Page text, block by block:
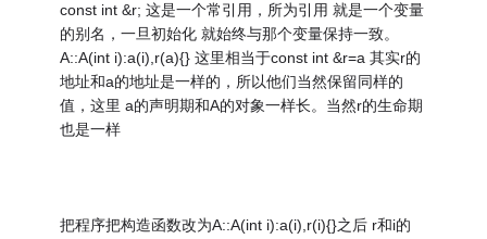
const int &r; 这是一个常引用，所为引用 就是一个变量
的别名，一旦初始化 就始终与那个变量保持一致。
A::A(int i):a(i),r(a){} 这里相当于const int &r=a 其实r的
地址和a的地址是一样的，所以他们当然保留同样的
值，这里 a的声明期和A的对象一样长。当然r的生命期
也是一样
把程序把构造函数改为A::A(int i):a(i),r(i){}之后 r和i的